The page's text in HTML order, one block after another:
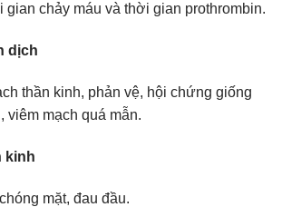
gian chảy máu và thời gian prothrombin.
dịch
thần kinh, phản vệ, hội chứng giống
viêm mạch quá mẫn.
kinh
mặt, đau đầu.